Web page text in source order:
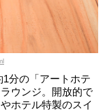
1分の「アートホテ
ウンジ。開放的で
ホテル特製のスイ